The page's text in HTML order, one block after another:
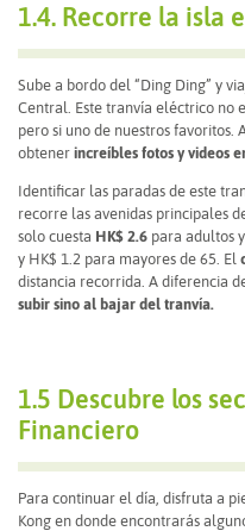
1.4. Recorre la isla
Sube a bordo del “Ding Ding” y
Central. Este tranvía eléctrico no
pero si uno de nuestros favoritos.
obtener increíbles fotos y videos
Identificar las paradas de este
recorre las avenidas principales
solo cuesta HK$ 2.6 para adultos
y HK$ 1.2 para mayores de 65. El
distancia recorrida. A diferencia
subir sino al bajar del tranvía.
1.5 Descubre los
Financiero
Para continuar el día, disfruta a
Kong en donde encontrarás